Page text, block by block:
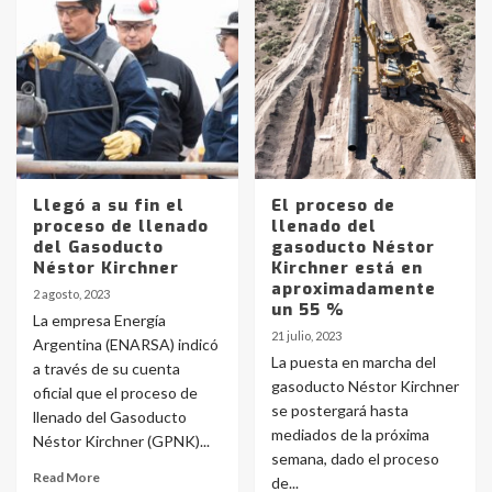
Llegó a su fin el
proceso de llenado
del Gasoducto
Néstor Kirchner
2 agosto, 2023
La empresa Energía
Argentina (ENARSA) indicó
a través de su cuenta
oficial que el proceso de
llenado del Gasoducto
Néstor Kirchner (GPNK)...
Read More
El proceso de
llenado del
gasoducto Néstor
Kirchner está en
aproximadamente
un 55 %
21 julio, 2023
La puesta en marcha del
gasoducto Néstor Kirchner
se postergará hasta
mediados de la próxima
semana, dado el proceso
de...
3
Identidad de los adolescentes
pampeanos que fueron
protagonistas del fatal accidente
en la mañana del lunes
4
Accidente en Ruta 5: falleció un
joven de Trenque Lauquen
5
Los precios de los combustibles en
La Pampa, desde YPF hasta Axion
entre 857 a 1338 pesos
6
La Bolsa de Cereales de Bahía
Blanca anticipa que Agosto vendrá
con lluvias y heladas, en gran parte